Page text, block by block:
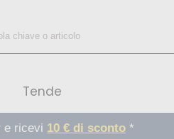
Tende
e ricevi 10 € di sconto *